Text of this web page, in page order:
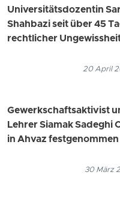
Universitätsdozentin
Shahbazi seit über 45
rechtlicher
20 April
Gewerkschaftsaktivist
Lehrer Siamak Sadeghi
in Ahvaz festgenommen
30 März